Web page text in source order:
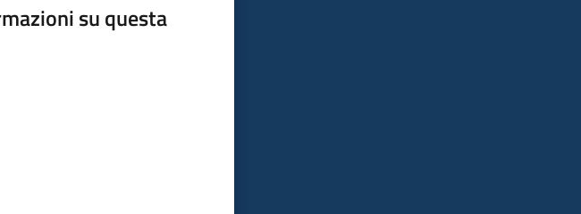
su questa